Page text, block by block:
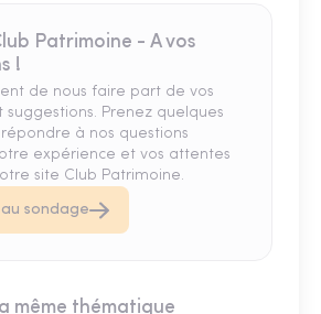
Patrimoine - A vos
!
de nous faire part de vos
Prenez quelques
à nos questions
expérience et vos attentes
site Club Patrimoine.
sondage
même thématique